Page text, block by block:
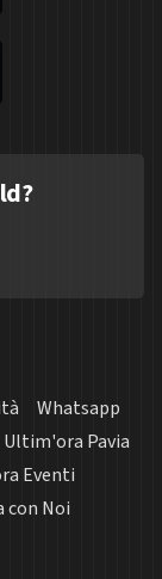
Whatsapp
Ultim'ora Pavia
Eventi
con Noi